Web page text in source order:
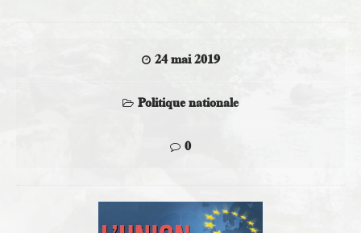
24 mai 2019
Politique nationale
0